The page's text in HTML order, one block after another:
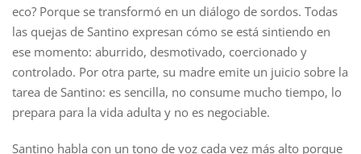
eco? Porque se transformó en un diálogo de sordos. Todas
las quejas de Santino expresan cómo se está sintiendo en
ese momento: aburrido, desmotivado, coercionado y
controlado. Por otra parte, su madre emite un juicio sobre la
tarea de Santino: es sencilla, no consume mucho tiempo, lo
prepara para la vida adulta y no es negociable.
Santino habla con un tono de voz cada vez más alto porque